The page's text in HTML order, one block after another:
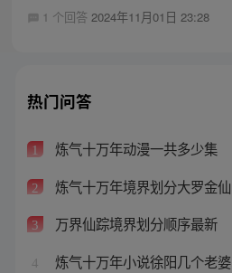
1 个回答 2024年11月01日 23:28
热门问答
1 炼气十万年动漫一共多少集
2 炼气十万年境界划分大罗金仙
3 万界仙踪境界划分顺序最新
4 炼气十万年小说徐阳几个老婆